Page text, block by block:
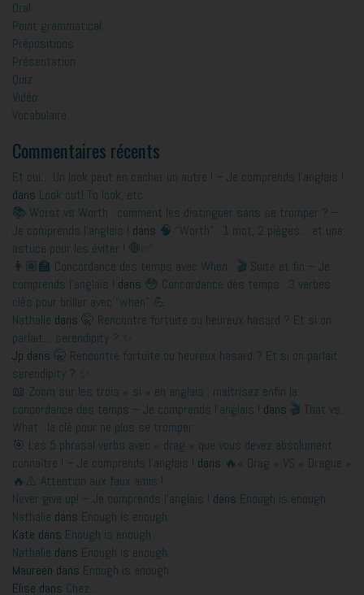
Oral
Point grammatical
Prépositions
Présentation
Quiz
Vidéo
Vocabulaire
Commentaires récents
Et oui… Un look peut en cacher un autre ! – Je comprends l'anglais !
dans Look out! To look, etc.
📚 Worst vs Worth : comment les distinguer sans se tromper ? –
Je comprends l'anglais ! dans 🧠 “Worth” : 1 mot, 2 pièges… et une
astuce pour les éviter ! 🛑✅
👩🏽‍🏫 Concordance des temps avec When : 🎬 Suite et fin – Je
comprends l'anglais ! dans 😳 Concordance des temps : 3 verbes
clés pour briller avec “when” 💪
Nathalie dans 🤫 Rencontre fortuite ou heureux hasard ? Et si on
parlait… serendipity ? ✨
Jp dans 🤫 Rencontre fortuite ou heureux hasard ? Et si on parlait…
serendipity ? ✨
📖 Zoom sur les trois « si » en anglais : maîtrisez enfin la
concordance des temps – Je comprends l'anglais ! dans 🎬 That vs.
What : la clé pour ne plus se tromper
🎯 Les 5 phrasal verbs avec « drag » que vous devez absolument
connaître ! – Je comprends l'anglais ! dans 🔥« Drag » VS « Drague »
🔥⚠️ Attention aux faux amis !
Never give up! – Je comprends l'anglais ! dans Enough is enough
Nathalie dans Enough is enough
Kate dans Enough is enough
Nathalie dans Enough is enough
Maureen dans Enough is enough
Elise dans Chez…